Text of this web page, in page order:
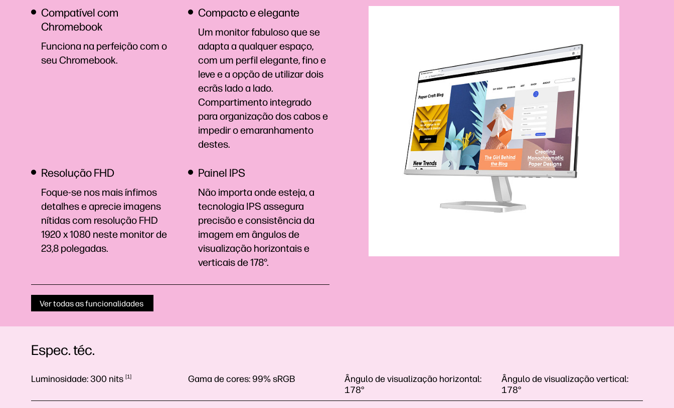
Compatível com
Chromebook
Funciona na perfeição com o
seu Chromebook.
Compacto e elegante
Um monitor fabuloso que se
adapta a qualquer espaço,
com um perfil elegante, fino e
leve e a opção de utilizar dois
ecrãs lado a lado.
Compartimento integrado
para organização dos cabos e
impedir o emaranhamento
destes.
Resolução FHD
Foque-se nos mais ínfimos
detalhes e aprecie imagens
nítidas com resolução FHD
1920 x 1080 neste monitor de
23,8 polegadas.
Painel IPS
Não importa onde esteja, a
tecnologia IPS assegura
precisão e consistência da
imagem em ângulos de
visualização horizontais e
verticais de 178°.
Ver todas as funcionalidades
Espec. téc.
Luminosidade: 300 nits 1 Gama de cores:99% sRGB
Ângulo de visualização horizontal:
178°
Ângulo de visualização vertical:
178°